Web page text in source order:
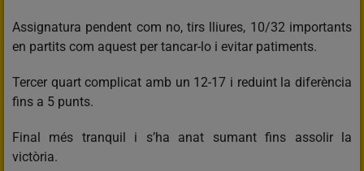
Assignatura pendent com no, tirs lliures, 10/32 importants
en partits com aquest per tancar-lo i evitar patiments.
Tercer quart complicat amb un 12-17 i reduint la diferència
fins a 5 punts.
Final més tranquil i s’ha anat sumant fins assolir la
victòria.